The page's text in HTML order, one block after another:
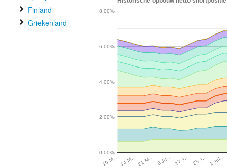
Finland
Griekenland
10 M…14 M…21 M… 8 Ju… 17 J… 25 J… 1 Jul…
0.00%
2.00%
4.00%
6.00%
8.00%